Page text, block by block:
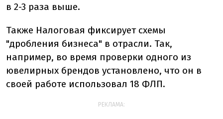
в 2-3 раза выше.
Также Налоговая фиксирует схемы
"дробления бизнеса" в отрасли. Так,
например, во время проверки одного из
ювелирных брендов установлено, что он в
своей работе использовал 18 ФЛП.
РЕКЛАМА: